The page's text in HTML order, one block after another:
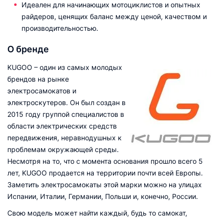
Идеален для начинающих мотоциклистов и опытных
райдеров, ценящих баланс между ценой, качеством и
производительностью.
О бренде
KUGOO – один из самых молодых
брендов на рынке
электросамокатов и
электроскутеров. Он был создан в
2015 году группой специалистов в
области электрических средств
передвижения, неравнодушных к
проблемам окружающей среды.
Несмотря на то, что с момента основания прошло всего 5
лет, KUGOO продается на территории почти всей Европы.
Заметить электросамокаты этой марки можно на улицах
Испании, Италии, Германии, Польши и, конечно, России.
Свою модель может найти каждый, будь то самокат,